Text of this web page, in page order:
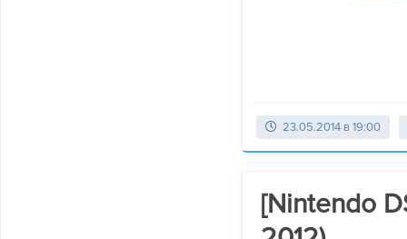
23.05.2014 в 19:00
[Nintendo